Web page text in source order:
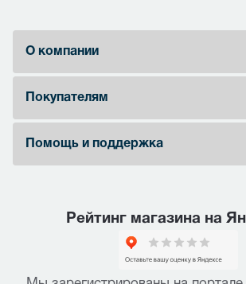
О компании
Покупателям
Помощь и поддержка
Рейтинг магазина на